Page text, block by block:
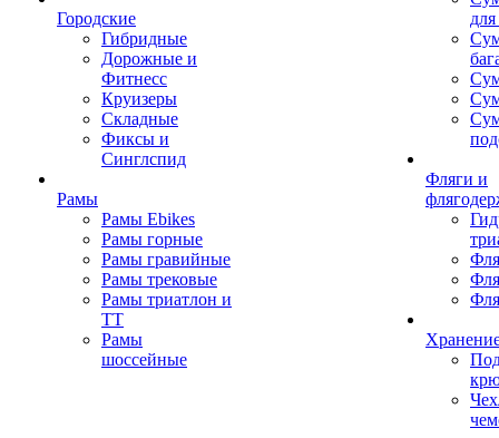
Городские
Гибридные
Дорожные и
Фитнесс
Круизеры
Складные
Фиксы и
Синглспид
Рамы
Рамы Ebikes
Рамы горные
Рамы гравийные
Рамы трековые
Рамы триатлон и
ТТ
Рамы
шоссейные
Фляги и